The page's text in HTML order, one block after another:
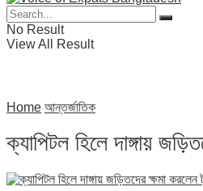
No Result
View All Result
Home আন্তর্জাতিক
ক্যাপিটল হিলে দাঙ্গায়